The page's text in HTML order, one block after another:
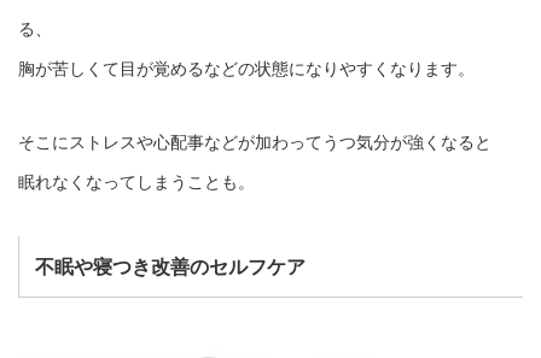
る、
胸が苦しくて目が覚めるなどの状態になりやすくなります。
そこにストレスや心配事などが加わってうつ気分が強くなると
眠れなくなってしまうことも。
不眠や寝つき改善のセルフケア